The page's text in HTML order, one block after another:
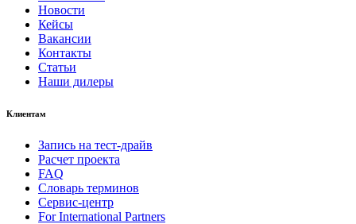
Новости
Кейсы
Вакансии
Контакты
Статьи
Наши дилеры
Клиентам
Запись на тест-драйв
Расчет проекта
FAQ
Словарь терминов
Сервис-центр
For International Partners